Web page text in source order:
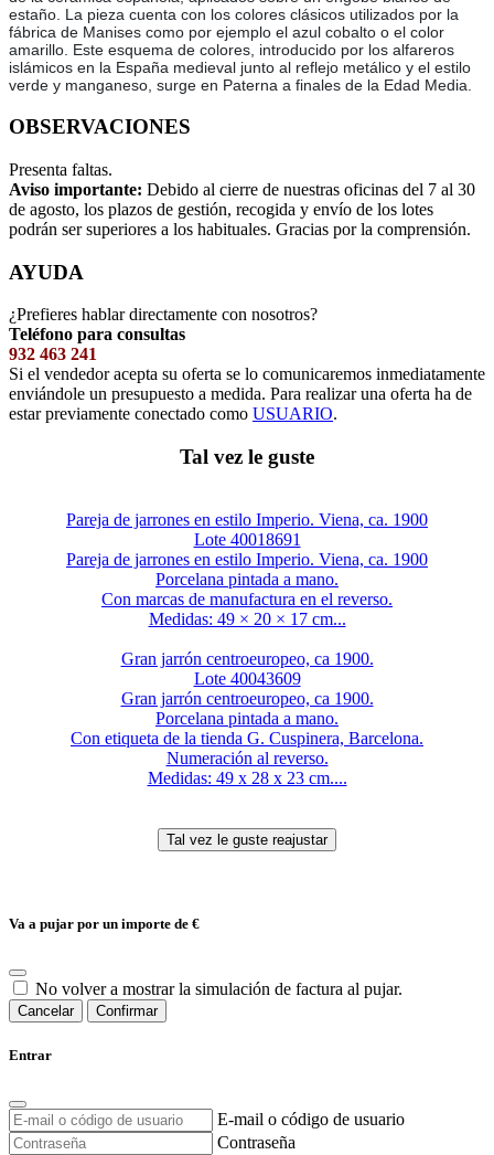
estaño. La pieza cuenta con los colores clásicos utilizados por la
fábrica de Manises como por ejemplo el azul cobalto o el color
amarillo. Este esquema de colores, introducido por los alfareros
islámicos en la España medieval junto al reflejo metálico y el estilo
verde y manganeso, surge en Paterna a finales de la Edad Media.
OBSERVACIONES
Presenta faltas.
Aviso importante: Debido al cierre de nuestras oficinas del 7 al 30
de agosto, los plazos de gestión, recogida y envío de los lotes
podrán ser superiores a los habituales. Gracias por la comprensión.
AYUDA
¿Prefieres hablar directamente con nosotros?
Teléfono para consultas
932 463 241
Si el vendedor acepta su oferta se lo comunicaremos inmediatamente
enviándole un presupuesto a medida. Para realizar una oferta ha de
estar previamente conectado como USUARIO.
Tal vez le guste
Pareja de jarrones en estilo Imperio. Viena, ca. 1900
Lote 40018691
Pareja de jarrones en estilo Imperio. Viena, ca. 1900
Porcelana pintada a mano.
Con marcas de manufactura en el reverso.
Medidas: 49 × 20 × 17 cm...
Gran jarrón centroeuropeo, ca 1900.
Lote 40043609
Gran jarrón centroeuropeo, ca 1900.
Porcelana pintada a mano.
Con etiqueta de la tienda G. Cuspinera, Barcelona.
Numeración al reverso.
Medidas: 49 x 28 x 23 cm....
Va a pujar por un importe de €
No volver a mostrar la simulación de factura al pujar.
Cancelar Confirmar
Entrar
E-mail o código de usuario
Contraseña